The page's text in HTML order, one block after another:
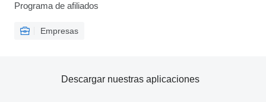
Programa de afiliados
Empresas
Descargar nuestras aplicaciones